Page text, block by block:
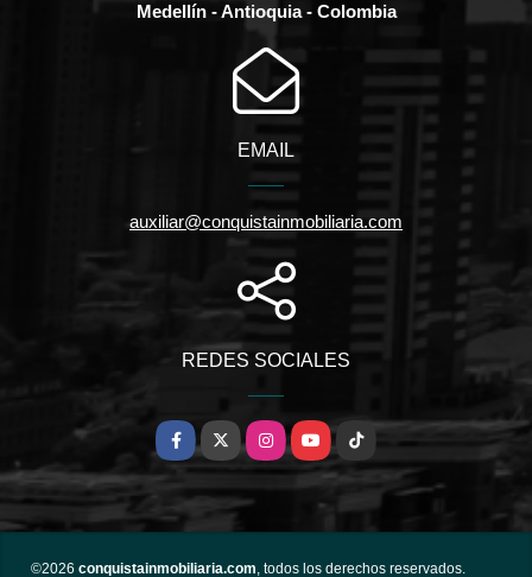
Medellín - Antioquia - Colombia
EMAIL
auxiliar@conquistainmobiliaria.com
REDES SOCIALES
Facebook
X InstagramYouTubeTikTok
©2026 conquistainmobiliaria.com, todos los derechos reservados.